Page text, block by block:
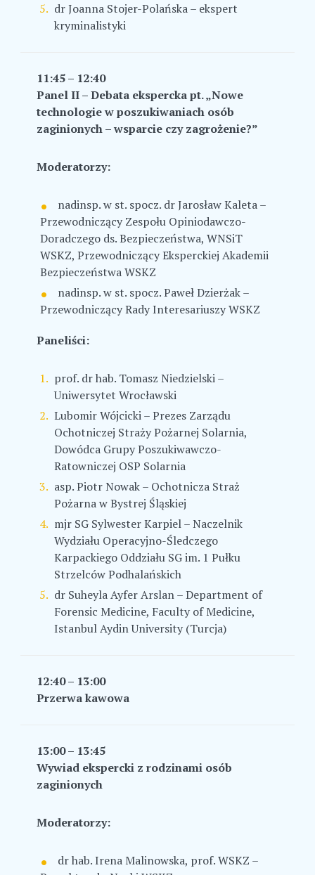
dr Joanna Stojer-Polańska – ekspert
kryminalistyki
11:45 – 12:40
Panel II – Debata ekspercka pt.„Nowe
technologie w poszukiwaniach osób
zaginionych – wsparcie czy zagrożenie?”
Moderatorzy:
nadinsp. w st. spocz. dr Jarosław Kaleta –
Przewodniczący Zespołu Opiniodawczo-
Doradczego ds. Bezpieczeństwa, WNSiT
WSKZ, Przewodniczący Eksperckiej Akademii
Bezpieczeństwa WSKZ
nadinsp. w st. spocz. Paweł Dzierżak –
Przewodniczący Rady Interesariuszy WSKZ
Paneliści:
prof. dr hab. Tomasz Niedzielski –
Uniwersytet Wrocławski
Lubomir Wójcicki – Prezes Zarządu
Ochotniczej Straży Pożarnej Solarnia,
Dowódca Grupy Poszukiwawczo-
Ratowniczej OSP Solarnia
asp. Piotr Nowak – Ochotnicza Straż
Pożarna w Bystrej Śląskiej
mjr SG Sylwester Karpiel – Naczelnik
Wydziału Operacyjno-Śledczego
Karpackiego Oddziału SG im. 1 Pułku
Strzelców Podhalańskich
dr Suheyla Ayfer Arslan – Department of
Forensic Medicine, Faculty of Medicine,
Istanbul Aydin University (Turcja)
12:40 – 13:00
Przerwa kawowa
13:00 – 13:45
Wywiad ekspercki z rodzinami osób
zaginionych
Moderatorzy:
dr hab. Irena Malinowska, prof. WSKZ –